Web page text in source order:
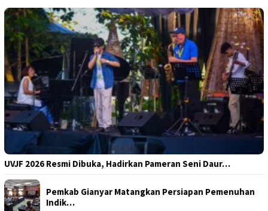
UVJF 2026 Resmi Dibuka, Hadirkan Pameran Seni Daur…
Pemkab Gianyar Matangkan Persiapan Pemenuhan
Indik…